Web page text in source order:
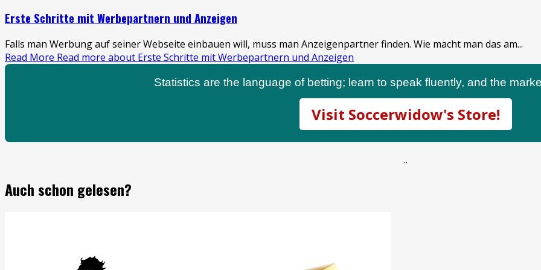
Erste Schritte mit Werbepartnern und Anzeigen
Falls man Werbung auf seiner Webseite einbauen will, muss man Anzeigenpartner finden. Wie macht man das am...
Read More Read more about Erste Schritte mit Werbepartnern und Anzeigen
Statistics are the language of betting; learn to speak fluently, and the
Visit Soccerwidow's Store!
..
Auch schon gelesen?